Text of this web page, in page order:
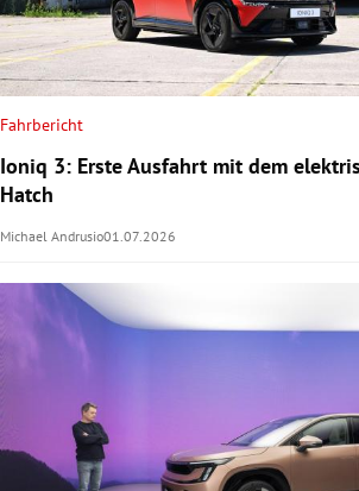
Fahrbericht
Ioniq 3: Erste Ausfahrt mit dem
Hatch
Michael Andrusio01.07.2026